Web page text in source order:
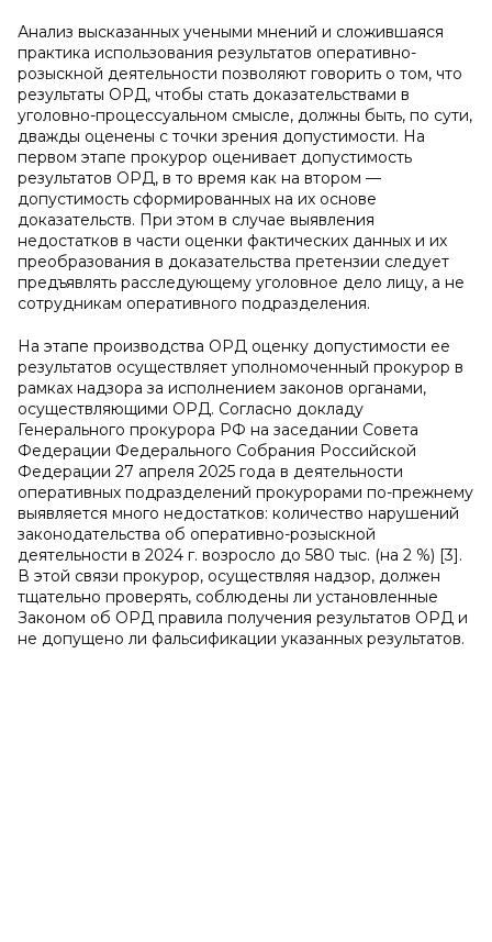
Анализ высказанных учеными мнений и сложившаяся
практика использования результатов оперативно-
розыскной деятельности позволяют говорить о том, что
результаты ОРД, чтобы стать доказательствами в
уголовно-процессуальном смысле, должны быть, по сути,
дважды оценены с точки зрения допустимости. На
первом этапе прокурор оценивает допустимость
результатов ОРД, в то время как на втором —
допустимость сформированных на их основе
доказательств. При этом в случае выявления
недостатков в части оценки фактических данных и их
преобразования в доказательства претензии следует
предъявлять расследующему уголовное дело лицу, а не
сотрудникам оперативного подразделения.
На этапе производства ОРД оценку допустимости ее
результатов осуществляет уполномоченный прокурор в
рамках надзора за исполнением законов органами,
осуществляющими ОРД. Согласно докладу
Генерального прокурора РФ на заседании Совета
Федерации Федерального Собрания Российской
Федерации 27 апреля 2025 года в деятельности
оперативных подразделений прокурорами по-прежнему
выявляется много недостатков: количество нарушений
законодательства об оперативно-розыскной
деятельности в 2024 г. возросло до 580 тыс. (на 2 %) [3].
В этой связи прокурор, осуществляя надзор, должен
тщательно проверять, соблюдены ли установленные
Законом об ОРД правила получения результатов ОРД и
не допущено ли фальсификации указанных результатов.